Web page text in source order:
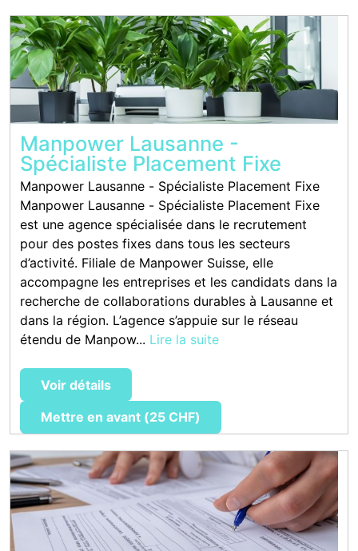
Manpower Lausanne -
Spécialiste Placement Fixe
Manpower Lausanne - Spécialiste Placement Fixe
Manpower Lausanne - Spécialiste Placement Fixe
est une agence spécialisée dans le recrutement
pour des postes fixes dans tous les secteurs
d’activité. Filiale de Manpower Suisse, elle
accompagne les entreprises et les candidats dans la
recherche de collaborations durables à Lausanne et
dans la région. L’agence s’appuie sur le réseau
étendu de Manpow... Lire la suite
Voir détails
Mettre en avant (25 CHF)